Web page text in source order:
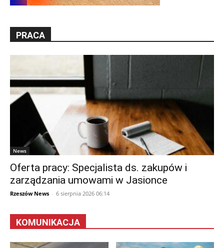
PRACA
News
Oferta pracy: Specjalista ds. zakupów i
zarządzania umowami w Jasionce
Rzeszów News - 6 sierpnia 2026 06:14
KOMUNIKACJA